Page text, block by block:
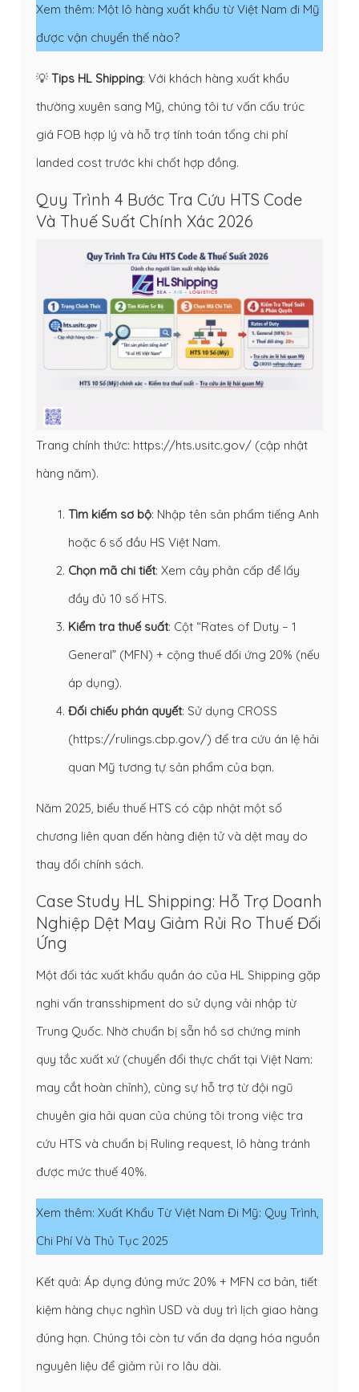
Xem thêm: Một lô hàng xuất khẩu từ Việt Nam đi Mỹ
được vận chuyển thế nào?
💡 Tips HL Shipping: Với khách hàng xuất khẩu
thường xuyên sang Mỹ, chúng tôi tư vấn cấu trúc
giá FOB hợp lý và hỗ trợ tính toán tổng chi phí
landed cost trước khi chốt hợp đồng.
Quy Trình 4 Bước Tra Cứu HTS Code
Và Thuế Suất Chính Xác 2026
Trang chính thức: https://hts.usitc.gov/ (cập nhật
hàng năm).
Tìm kiếm sơ bộ: Nhập tên sản phẩm tiếng Anh
hoặc 6 số đầu HS Việt Nam.
Chọn mã chi tiết: Xem cây phân cấp để lấy
đầy đủ 10 số HTS.
Kiểm tra thuế suất: Cột “Rates of Duty – 1
General” (MFN) + cộng thuế đối ứng 20% (nếu
áp dụng).
Đối chiếu phán quyết: Sử dụng CROSS
(https://rulings.cbp.gov/) để tra cứu án lệ hải
quan Mỹ tương tự sản phẩm của bạn.
Năm 2025, biểu thuế HTS có cập nhật một số
chương liên quan đến hàng điện tử và dệt may do
thay đổi chính sách.
Case Study HL Shipping: Hỗ Trợ Doanh
Nghiệp Dệt May Giảm Rủi Ro Thuế Đối
Ứng
Một đối tác xuất khẩu quần áo của HL Shipping gặp
nghi vấn transshipment do sử dụng vải nhập từ
Trung Quốc. Nhờ chuẩn bị sẵn hồ sơ chứng minh
quy tắc xuất xứ (chuyển đổi thực chất tại Việt Nam:
may cắt hoàn chỉnh), cùng sự hỗ trợ từ đội ngũ
chuyên gia hải quan của chúng tôi trong việc tra
cứu HTS và chuẩn bị Ruling request, lô hàng tránh
được mức thuế 40%.
Xem thêm: Xuất Khẩu Từ Việt Nam Đi Mỹ: Quy Trình,
Chi Phí Và Thủ Tục 2025
Kết quả: Áp dụng đúng mức 20% + MFN cơ bản, tiết
kiệm hàng chục nghìn USD và duy trì lịch giao hàng
đúng hạn. Chúng tôi còn tư vấn đa dạng hóa nguồn
nguyên liệu để giảm rủi ro lâu dài.